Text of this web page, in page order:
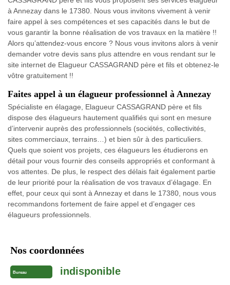
à Annezay dans le 17380. Nous vous invitons vivement à venir
faire appel à ses compétences et ses capacités dans le but de
vous garantir la bonne réalisation de vos travaux en la matière !!
Alors qu’attendez-vous encore ? Nous vous invitons alors à venir
demander votre devis sans plus attendre en vous rendant sur le
site internet de Elagueur CASSAGRAND père et fils et obtenez-le
vôtre gratuitement !!
Faites appel à un élagueur professionnel à Annezay
Spécialiste en élagage, Elagueur CASSAGRAND père et fils
dispose des élagueurs hautement qualifiés qui sont en mesure
d’intervenir auprès des professionnels (sociétés, collectivités,
sites commerciaux, terrains…) et bien sûr à des particuliers.
Quels que soient vos projets, ces élagueurs les étudierons en
détail pour vous fournir des conseils appropriés et conformant à
vos attentes. De plus, le respect des délais fait également partie
de leur priorité pour la réalisation de vos travaux d’élagage. En
effet, pour ceux qui sont à Annezay et dans le 17380, nous vous
recommandons fortement de faire appel et d’engager ces
élagueurs professionnels.
Nos coordonnées
Bureau indisponible